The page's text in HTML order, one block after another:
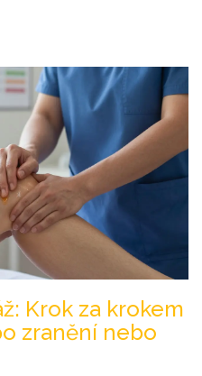
Krok za krokem
zranění nebo